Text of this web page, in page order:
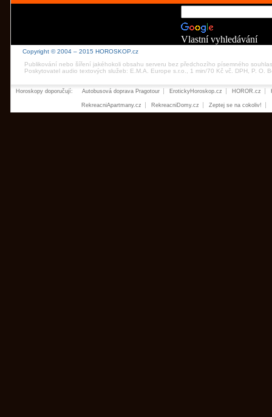
Vlastní vyhledávání
Copyright © 2004 – 2015 HOROSKOP.cz
Publikování nebo šíření jakéhokoli obsahu serveru bez předchozího písemného
Poskytovatel audio textových služeb: E.M.A. Europe s.r.o., 1 min/70 Kč vč. DPH, P. O.
Horoskopy doporučují: Autobusová doprava Pragotour ErotickyHoroskop.cz HOROR.cz
RekreacniApartmany.cz RekreacniDomy.cz Zeptej se na cokoliv!